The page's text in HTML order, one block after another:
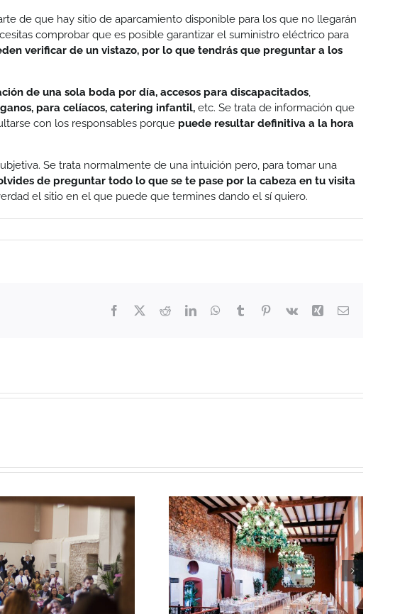
de que hay sitio de aparcamiento disponible para los que no llegarán
comprobar que es posible garantizar el suministro eléctrico para
verificar de un vistazo, por lo que tendrás que preguntar a los
de una sola boda por día, accesos para discapacitados,
para celíacos, catering infantil, etc. Se trata de información que
con los responsables porque puede resultar definitiva a la hora
Se trata normalmente de una intuición pero, para tomar una
de preguntar todo lo que se te pase por la cabeza en tu visita
el sitio en el que puede que termines dando el sí quiero.
Facebook RedditLinkedInWhatsApp
Tumblr Pinterest
Vk Xing Correo
3 estilos
diferentes para
una boda en